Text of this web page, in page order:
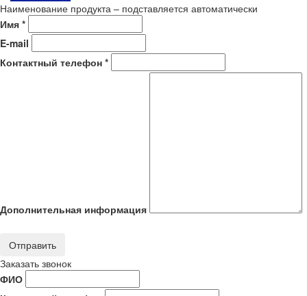
Наименование продукта – подставляется автоматически
Имя *
E-mail
Контактный телефон *
Дополнительная информация
Отправить
Заказать звонок
ФИО